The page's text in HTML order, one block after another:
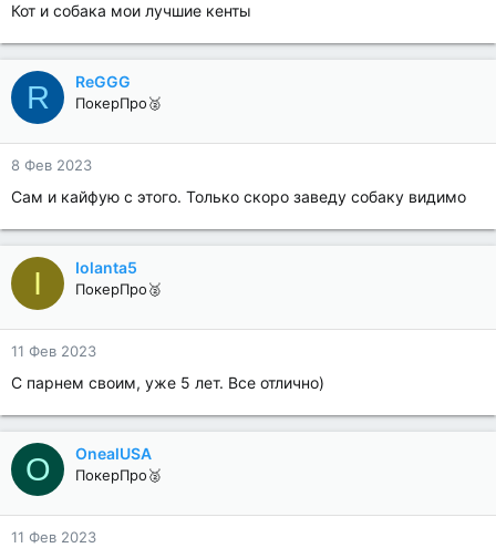
Кот и собака мои лучшие кенты
R ReGGG
ПокерПро🥈
8 Фев 2023
Сам и кайфую с этого. Только скоро заведу собаку видимо
I Iolanta5
ПокерПро🥈
11 Фев 2023
С парнем своим, уже 5 лет. Все отлично)
O OnealUSA
ПокерПро🥈
11 Фев 2023